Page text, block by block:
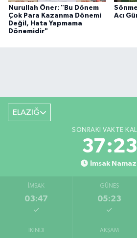
Nurullah Öner: "Bu Dönem
Çok Para Kazanma Dönemi
Değil, Hata Yapmama
Dönemidir"
Acı
ELAZIĞ
SONRAKI VAKTE
37:22
İmsak
İMSAK
03:47
GÜNEŞ
05:23
İKINDI AKŞAM